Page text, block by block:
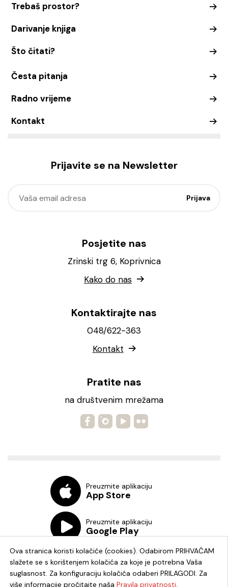
Trebaš prostor?
Darivanje knjiga
Što čitati?
Česta pitanja
Radno vrijeme
Kontakt
Prijavite se na Newsletter
Posjetite nas
Zrinski trg 6, Koprivnica
Kako do nas
Kontaktirajte nas
048/622-363
Kontakt
Pratite nas
na društvenim mrežama
Preuzmite aplikaciju
App Store
Preuzmite aplikaciju
Google Play
Ova stranica koristi kolačiće (cookies). Odabirom PRIHVAĆAM
slažete se s korištenjem kolačića za koje je potrebna Vaša
suglasnost. Za konfiguraciju kolačića odaberi PRILAGODI. Za
više informacije pročitajte naša Pravila privatnosti.